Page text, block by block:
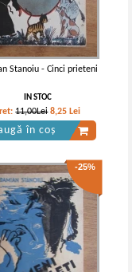
Stanoiu - Cinci prieteni
IN STOC
11,00Lei 8,25 Lei
în coș
-25%